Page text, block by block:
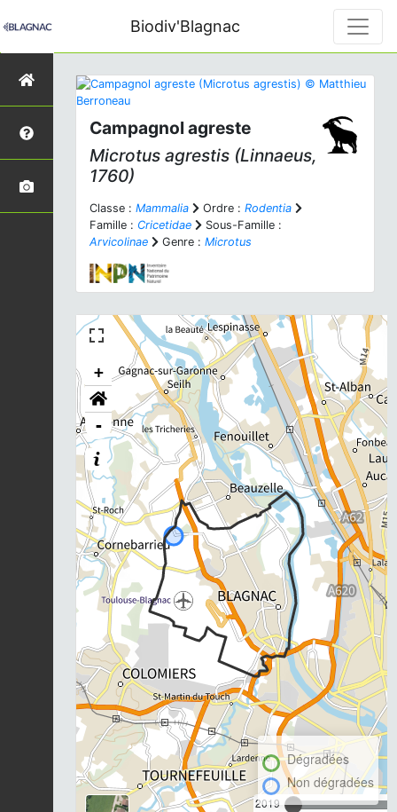
Biodiv'Blagnac
Campagnol agreste
Microtus agrestis (Linnaeus,
1760)
Classe : Mammalia Ordre : Rodentia
Famille : Cricetidae
Sous-Famille :
Arvicolinae
Genre : Microtus
+
-
2019
Dégradées
Non dégradées